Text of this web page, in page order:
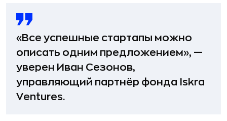
«Все успешные стартапы можно
описать одним предложением», —
уверен Иван Сезонов,
управляющий партнёр фонда Iskra
Ventures.